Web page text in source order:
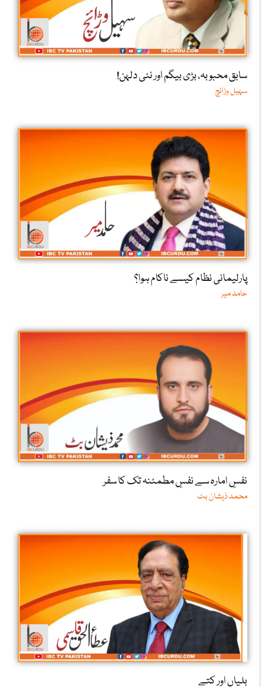
سابق محبوبہ، بڑی بیگم اور نئی دلہن!
سہیل وڑائچ
پارلیمانی نظام کیسے ناکام ہوا؟
حامد میر
نفسِ امارہ سے نفسِ مطمئنہ تک کا سفر
محمد ذیشان بٹ
بلیاں اور کتے